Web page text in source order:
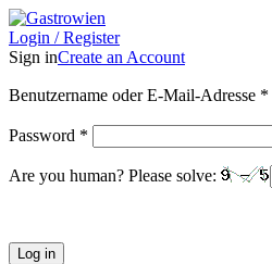
Login / Register
Sign inCreate an Account
Benutzername oder E-Mail-Adresse *
Password *
Are you human? Please solve:
Log in